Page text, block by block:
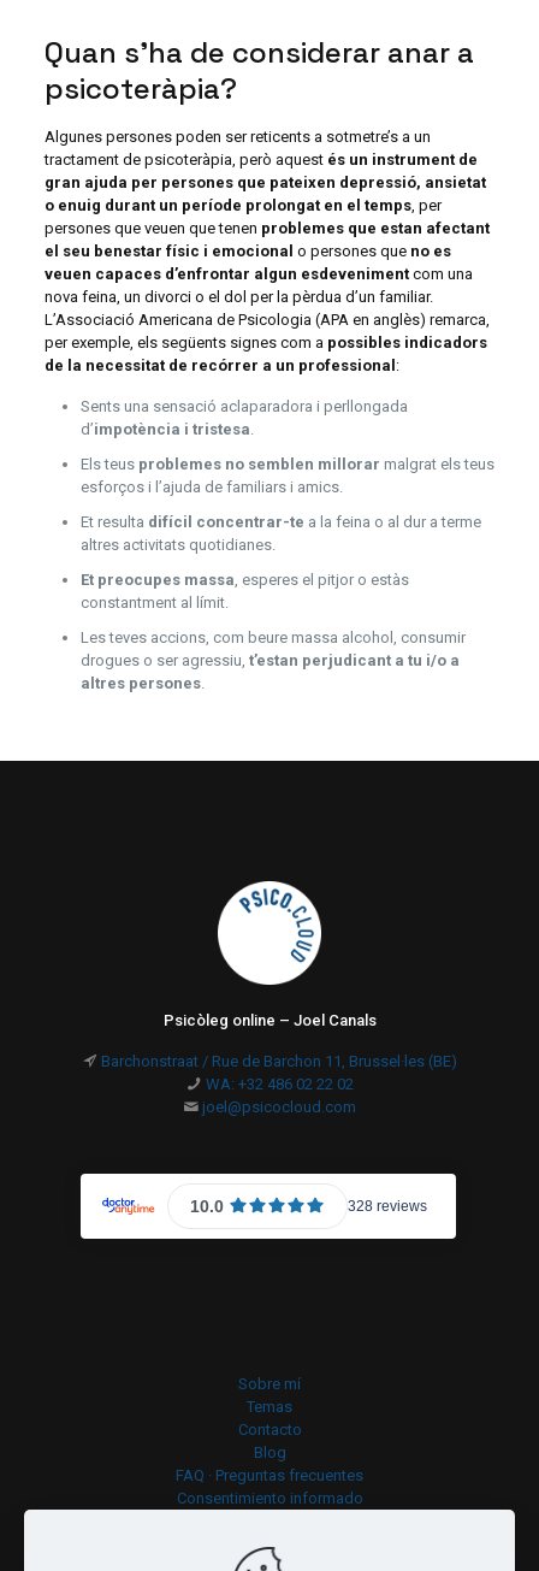
Quan s’ha de considerar anar a
psicoteràpia?
Algunes persones poden ser reticents a sotmetre’s a un
tractament de psicoteràpia, però aquest és un instrument de
gran ajuda per persones que pateixen depressió, ansietat
o enuig durant un període prolongat en el temps, per
persones que veuen que tenen problemes que estan afectant
el seu benestar físic i emocional o persones que no es
veuen capaces d’enfrontar algun esdevenimentcom una
nova feina, un divorci o el dol per la pèrdua d’un familiar.
L’Associació Americana de Psicologia (APA en anglès) remarca,
per exemple, els següents signes com a possibles indicadors
de la necessitat de recórrer a un professional :
Sents una sensació aclaparadora i perllongada
d’impotència i tristesa.
Els teus problemes no semblen millorar malgrat els teus
esforços i l’ajuda de familiars i amics.
Et resulta difícil concentrar-te a la feina o al dur a terme
altres activitats quotidianes.
Et preocupes massa, esperes el pitjor o estàs
constantment al límit.
Les teves accions, com beure massa alcohol, consumir
drogues o ser agressiu, t’estan perjudicant a tu i/o a
altres persones.
Psicòleg online – Joel Canals
Barchonstraat / Rue de Barchon 11, Brussel·les (BE)
WA: +32 486 02 22 02
joel@psicocloud.com
Sobre mí
Temas
Contacto
Blog
FAQ · Preguntas frecuentes
Consentimiento informado